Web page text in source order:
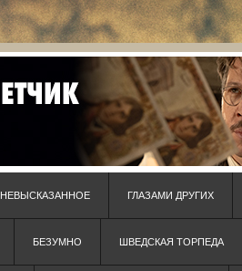
НЕВЫСКАЗАННОЕ ГЛАЗАМИ ДРУГИХ
БЕЗУМНО ШВЕДСКАЯ ТОРПЕДА